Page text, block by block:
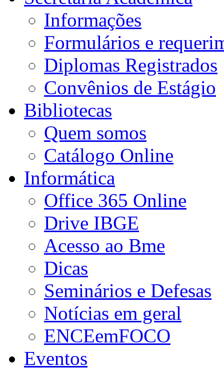
Informações
Formulários e
Diplomas Registrados
Convênios de Estágio
Bibliotecas
Quem somos
Catálogo Online
Informática
Office 365 Online
Drive IBGE
Acesso ao Bme
Dicas
Seminários e Defesas
Notícias em geral
ENCEemFOCO
Eventos